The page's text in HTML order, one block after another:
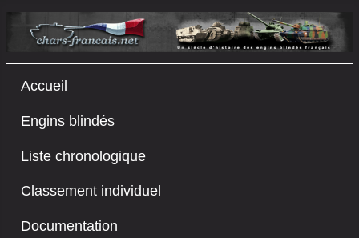
Accueil
Engins blindés
Liste chronologique
Classement individuel
Documentation